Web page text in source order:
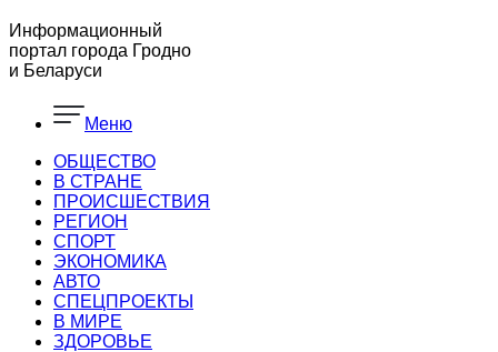
Информационный
портал города Гродно
и Беларуси
Меню
ОБЩЕСТВО
В СТРАНЕ
ПРОИСШЕСТВИЯ
РЕГИОН
CПОРТ
ЭКОНОМИКА
АВТО
СПЕЦПРОЕКТЫ
В МИРЕ
ЗДОРОВЬЕ